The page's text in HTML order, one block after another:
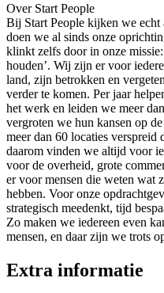
Over Start People
Bij Start People kijken we echt
doen we al sinds onze
klinkt zelfs door in onze
houden’. Wij zijn er voor
land, zijn betrokken en
verder te komen. Per jaar
het werk en leiden we meer
vergroten we hun kansen op
meer dan 60 locaties
daarom vinden we altijd voor
voor de overheid, grote
er voor mensen die weten wat
hebben. Voor onze
strategisch meedenkt, tijd
Zo maken we iedereen even
mensen, en daar zijn we trots
Extra informatie